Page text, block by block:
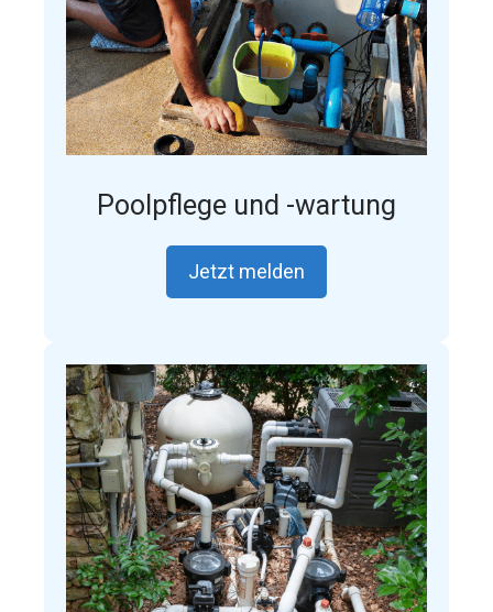
Poolpflege und -wartung
Jetzt melden